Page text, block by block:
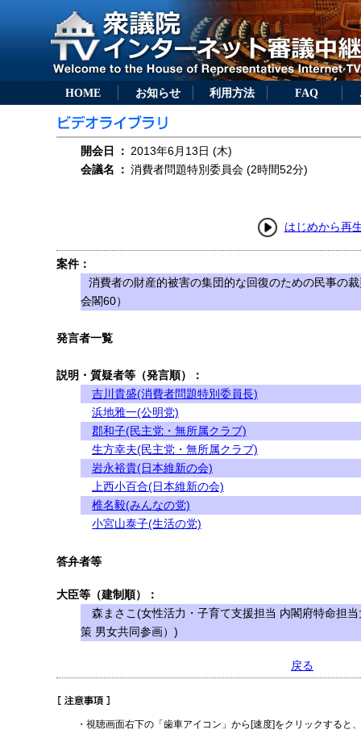
HOME お知らせ 利用方法 FAQ
開会日 ： 2013年6月13日 (木)
会議名
： 消費者問題特別委員会 (2時間52分)
はじめから再
案件：
消費者の財産的被害の集団的な回復のための民事の
会閣60）
発言者一覧
説明・質疑者等（発言順）：
吉川貴盛(消費者問題特別委員長)
浜地雅一(公明党)
郡和子(民主党・無所属クラブ)
生方幸夫(民主党・無所属クラブ)
岩永裕貴(日本維新の会)
上西小百合(日本維新の会)
椎名毅(みんなの党)
小宮山泰子(生活の党)
答弁者等
大臣等（建制順）：
森まさこ(女性活力・子育て支援担当 内閣府特命担
策 男女共同参画）)
戻る
・視聴画面右下の「歯車アイコン」から[速度]をクリックすると